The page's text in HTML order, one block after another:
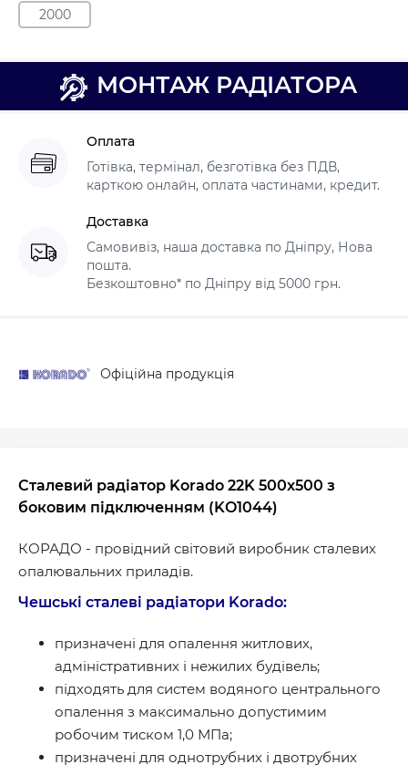
2000
МОНТАЖ РАДІАТОРА
Оплата
Готівка, термінал, безготівка без ПДВ,
карткою онлайн, оплата частинами, кредит.
Доставка
Самовивіз, наша доставка по Дніпру, Нова
пошта.
Безкоштовно* по Дніпру від 5000 грн.
Офіційна продукція
Сталевий радіатор Korado 22K 500x500 з
боковим підключенням (KO1044)
КОРАДО - провідний світовий виробник сталевих
опалювальних приладів.
Чешські сталеві радіатори Korado:
призначені для опалення житлових,
адміністративних і нежилих будівель;
підходять для систем водяного центрального
опалення з максимально допустимим
робочим тиском 1,0 МПа;
призначені для однотрубних і двотрубних